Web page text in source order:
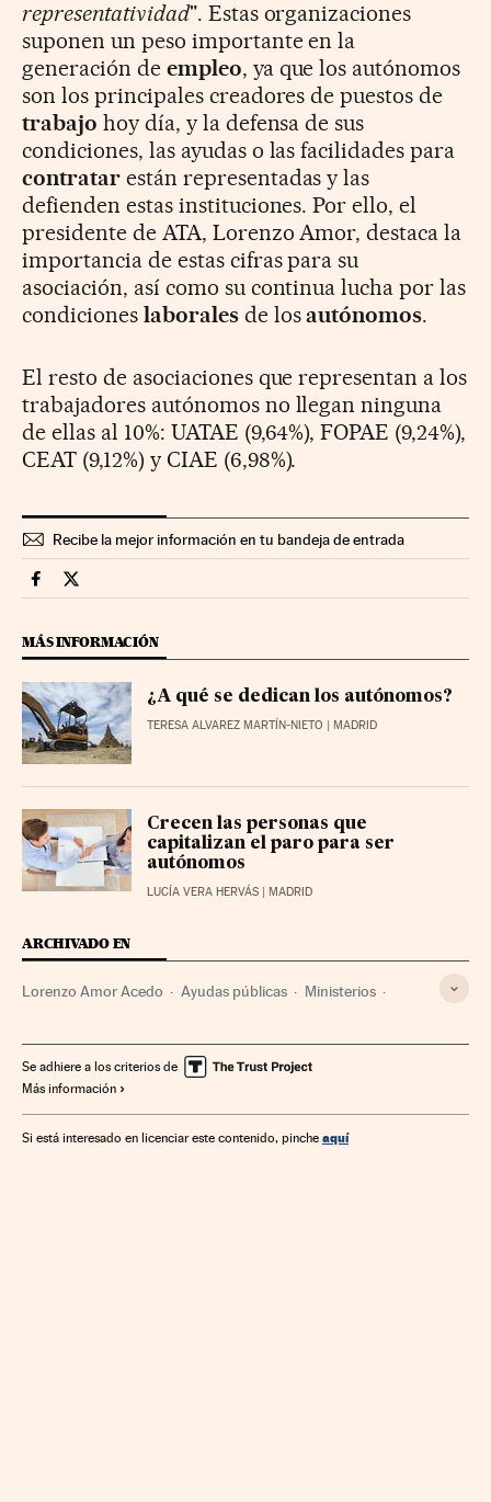
representatividad". Estas organizaciones
suponen un peso importante en la
generación de empleo, ya que los autónomos
son los principales creadores de puestos de
trabajo hoy día, y la defensa de sus
condiciones, las ayudas o las facilidades para
contratarestán representadas y las
defienden estas instituciones. Por ello, el
presidente de ATA, Lorenzo Amor, destaca la
importancia de estas cifras para su
asociación, así como su continua lucha por las
condiciones laboralesde losautónomos.
El resto de asociaciones que representan a los
trabajadores autónomos no llegan ninguna
de ellas al 10%: UATAE (9,64%), FOPAE (9,24%),
CEAT (9,12%) y CIAE (6,98%).
Recibe la mejor información en tu bandeja de entrada
Territorio Pyme Cinco Días en Facebook
Territorio Pyme Cinco Días en Twitter
MÁS INFORMACIÓN
¿A qué se dedican los autónomos?
TERESA ALVAREZ MARTÍN-NIETO | MADRID
Crecen las personas que
capitalizan el paro para ser
autónomos
LUCÍA VERA HERVÁS | MADRID
ARCHIVADO EN
Lorenzo Amor Acedo Ayudas públicas Ministerios
España Economía Política laboral
Empleo autónomo Empleo Trabajo
Se adhiere a los criterios de
Más información
Si está interesado en licenciar este contenido, pinche aquí